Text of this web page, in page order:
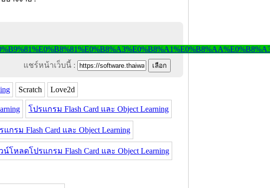
แชร์หน้าเว็บนี้ :
Scratch Love2d
โปรแกรม Flash Card และ Object Learning
กรม Flash Card และ Object Learning
น์โหลดโปรแกรม Flash Card และ Object Learning